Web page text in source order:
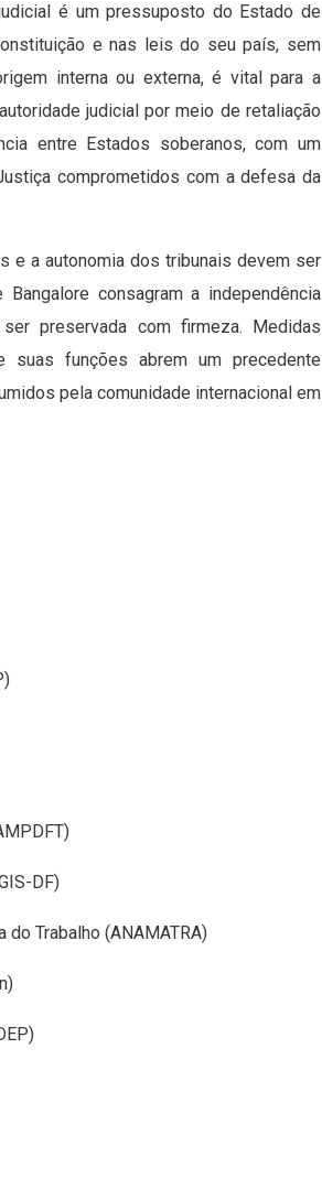
é um pressuposto do Estado de
e nas leis do seu país, sem
interna ou externa, é vital para a
judicial por meio de retaliação
entre Estados soberanos, com um
comprometidos com a defesa da
e a autonomia dos tribunais devem ser
consagram a independência
preservada com firmeza. Medidas
suas funções abrem um precedente
pela comunidade internacional em
DF)
Trabalho (ANAMATRA)